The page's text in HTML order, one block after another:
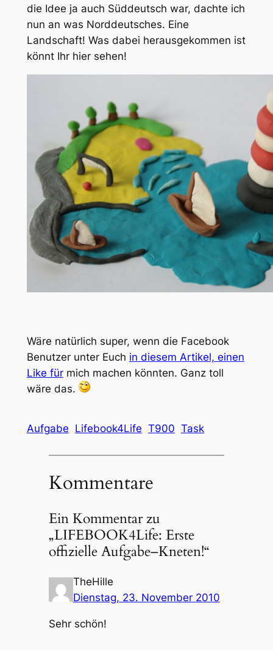
die Idee ja auch Süddeutsch war, dachte ich
nun an was Norddeutsches. Eine
Landschaft! Was dabei herausgekommen ist
könnt Ihr hier sehen!
Wäre natürlich super, wenn die Facebook
Benutzer unter Euch in diesem Artikel, einen
Like fürmich machen könnten. Ganz toll
wäre das.
Aufgabe Lifebook4Life T900 Task
Kommentare
Ein Kommentar zu
„LIFEBOOK4Life: Erste
offizielle Aufgabe–Kneten!“
TheHille
Dienstag, 23. November 2010
Sehr schön!